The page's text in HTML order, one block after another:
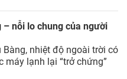
nỗi lo chung của người
nhiệt độ ngoài trời có
máy lạnh lại “trở chứng”